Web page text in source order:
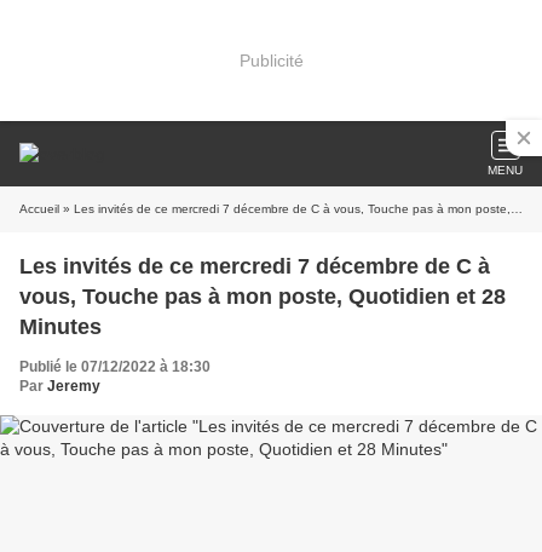
Publicité
MENU
Accueil » Les invités de ce mercredi 7 décembre de C à vous, Touche pas à mon poste, Quotidien et 28 Minutes
Les invités de ce mercredi 7 décembre de C à
vous, Touche pas à mon poste, Quotidien et 28
Minutes
Publié le 07/12/2022 à 18:30
Par Jeremy